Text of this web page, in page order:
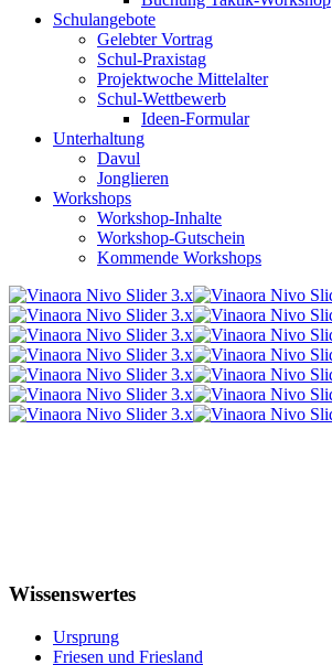
Schulangebote
Gelebter Vortrag
Schul-Praxistag
Projektwoche Mittelalter
Schul-Wettbewerb
Ideen-Formular
Unterhaltung
Davul
Jonglieren
Workshops
Workshop-Inhalte
Workshop-Gutschein
Kommende Workshops
Wissenswertes
Ursprung
Friesen und Friesland